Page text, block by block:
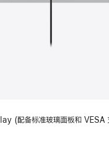
(配备标准玻璃面板和 VESA